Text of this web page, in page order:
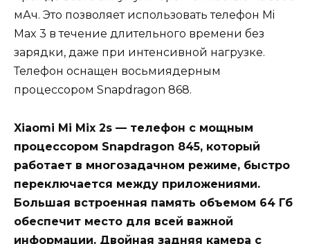
мАч. Это позволяет использовать телефон Mi
Max 3 в течение длительного времени без
зарядки, даже при интенсивной нагрузке.
Телефон оснащен восьмиядерным
процессором Snapdragon 868.
Xiaomi Mi Mix 2s — телефон с мощным
процессором Snapdragon 845, который
работает в многозадачном режиме, быстро
переключается между приложениями.
Большая встроенная память объемом 64 Гб
обеспечит место для всей важной
информации. Двойная задняя камера с